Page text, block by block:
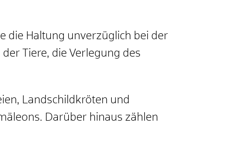
die Haltung unverzüglich bei der
Tiere, die Verlegung des
Landschildkröten und
Darüber hinaus zählen